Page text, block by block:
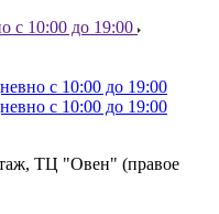
с 10:00 до 19:00
с 10:00 до 19:00
с 10:00 до 19:00
ТЦ "Овен" (правое